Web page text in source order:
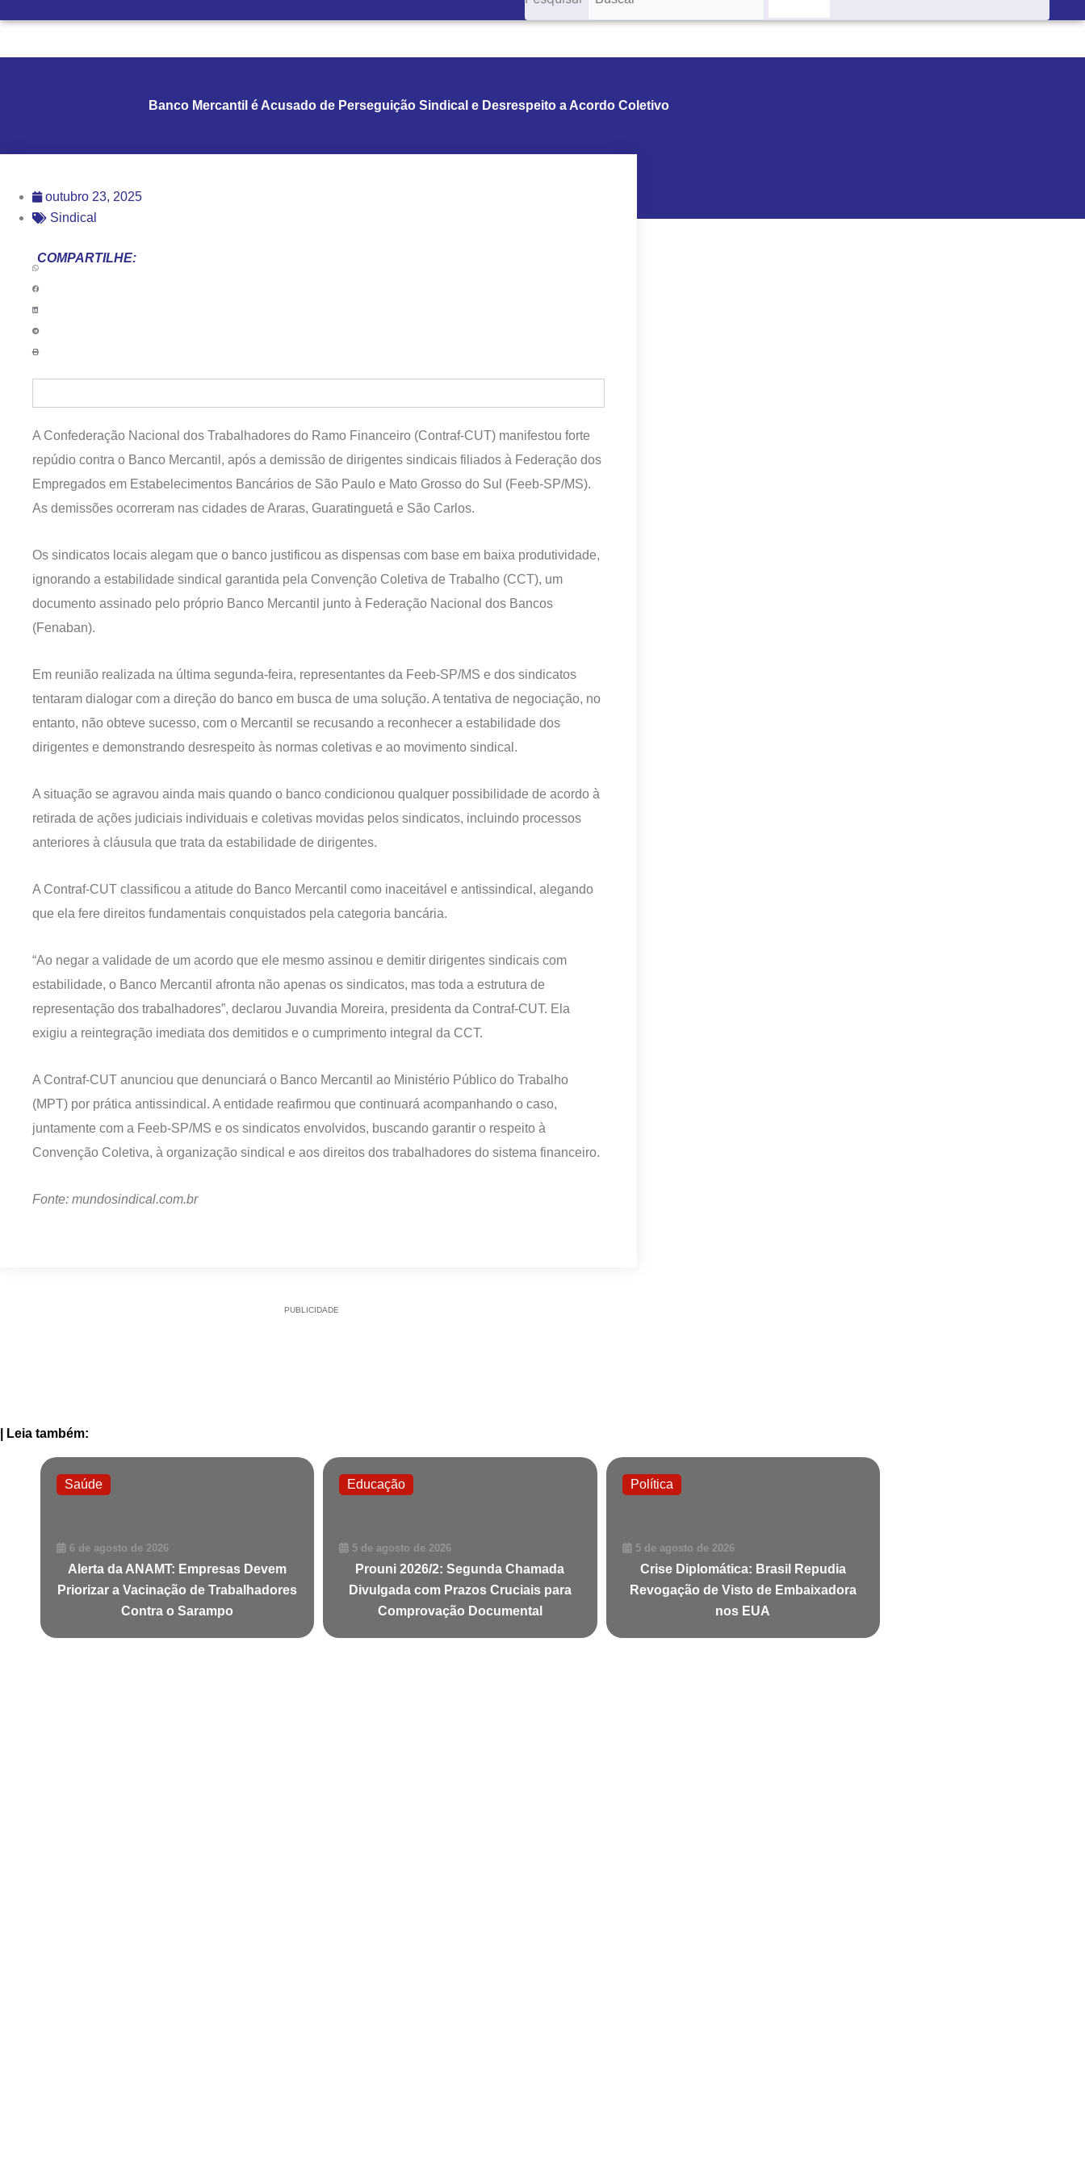
Banco Mercantil é Acusado de Perseguição Sindical e Desrespeito a Acordo Coletivo
outubro 23, 2025
Sindical
COMPARTILHE:
A Confederação Nacional dos Trabalhadores do Ramo Financeiro (Contraf-CUT) manifestou forte
repúdio contra o Banco Mercantil, após a demissão de dirigentes sindicais filiados à Federação dos
Empregados em Estabelecimentos Bancários de São Paulo e Mato Grosso do Sul (Feeb-SP/MS).
As demissões ocorreram nas cidades de Araras, Guaratinguetá e São Carlos.
Os sindicatos locais alegam que o banco justificou as dispensas com base em baixa produtividade,
ignorando a estabilidade sindical garantida pela Convenção Coletiva de Trabalho (CCT), um
documento assinado pelo próprio Banco Mercantil junto à Federação Nacional dos Bancos
(Fenaban).
Em reunião realizada na última segunda-feira, representantes da Feeb-SP/MS e dos sindicatos
tentaram dialogar com a direção do banco em busca de uma solução. A tentativa de negociação, no
entanto, não obteve sucesso, com o Mercantil se recusando a reconhecer a estabilidade dos
dirigentes e demonstrando desrespeito às normas coletivas e ao movimento sindical.
A situação se agravou ainda mais quando o banco condicionou qualquer possibilidade de acordo à
retirada de ações judiciais individuais e coletivas movidas pelos sindicatos, incluindo processos
anteriores à cláusula que trata da estabilidade de dirigentes.
A Contraf-CUT classificou a atitude do Banco Mercantil como inaceitável e antissindical, alegando
que ela fere direitos fundamentais conquistados pela categoria bancária.
“Ao negar a validade de um acordo que ele mesmo assinou e demitir dirigentes sindicais com
estabilidade, o Banco Mercantil afronta não apenas os sindicatos, mas toda a estrutura de
representação dos trabalhadores”, declarou Juvandia Moreira, presidenta da Contraf-CUT. Ela
exigiu a reintegração imediata dos demitidos e o cumprimento integral da CCT.
A Contraf-CUT anunciou que denunciará o Banco Mercantil ao Ministério Público do Trabalho
(MPT) por prática antissindical. A entidade reafirmou que continuará acompanhando o caso,
juntamente com a Feeb-SP/MS e os sindicatos envolvidos, buscando garantir o respeito à
Convenção Coletiva, à organização sindical e aos direitos dos trabalhadores do sistema financeiro.
Fonte: mundosindical.com.br
PUBLICIDADE
| Leia também:
Saúde
6 de agosto de 2026
Alerta da ANAMT: Empresas Devem
Priorizar a Vacinação de Trabalhadores
Contra o Sarampo
Educação
5 de agosto de 2026
Prouni 2026/2: Segunda Chamada
Divulgada com Prazos Cruciais para
Comprovação Documental
Política
5 de agosto de 2026
Crise Diplomática: Brasil Repudia
Revogação de Visto de Embaixadora
nos EUA